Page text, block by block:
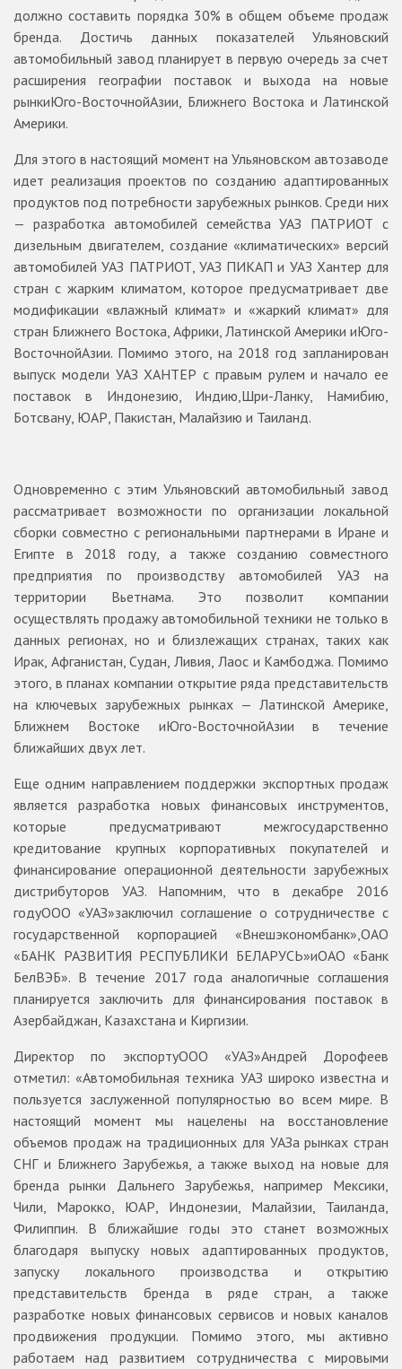
должно составить порядка 30% в общем объеме продаж
бренда. Достичь данных показателей Ульяновский
автомобильный завод планирует в первую очередь за счет
расширения географии поставок и выхода на новые
рынкиЮго-ВосточнойАзии, Ближнего Востока и Латинской
Америки.
Для этого в настоящий момент на Ульяновском автозаводе
идет реализация проектов по созданию адаптированных
продуктов под потребности зарубежных рынков. Среди них
— разработка автомобилей семейства УАЗ ПАТРИОТ с
дизельным двигателем, создание «климатических» версий
автомобилей УАЗ ПАТРИОТ, УАЗ ПИКАП и УАЗ Хантер для
стран с жарким климатом, которое предусматривает две
модификации «влажный климат» и «жаркий климат» для
стран Ближнего Востока, Африки, Латинской Америки иЮго-
ВосточнойАзии. Помимо этого, на 2018 год запланирован
выпуск модели УАЗ ХАНТЕР с правым рулем и начало ее
поставок в Индонезию, Индию,Шри-Ланку, Намибию,
Ботсвану, ЮАР, Пакистан, Малайзию и Таиланд.
Одновременно с этим Ульяновский автомобильный завод
рассматривает возможности по организации локальной
сборки совместно с региональными партнерами в Иране и
Египте в 2018 году, а также созданию совместного
предприятия по производству автомобилей УАЗ на
территории Вьетнама. Это позволит компании
осуществлять продажу автомобильной техники не только в
данных регионах, но и близлежащих странах, таких как
Ирак, Афганистан, Судан, Ливия, Лаос и Камбоджа. Помимо
этого, в планах компании открытие ряда представительств
на ключевых зарубежных рынках — Латинской Америке,
Ближнем Востоке иЮго-ВосточнойАзии в течение
ближайших двух лет.
Еще одним направлением поддержки экспортных продаж
является разработка новых финансовых инструментов,
которые предусматривают межгосударственно
кредитование крупных корпоративных покупателей и
финансирование операционной деятельности зарубежных
дистрибуторов УАЗ. Напомним, что в декабре 2016
годуООО «УАЗ»заключил соглашение о сотрудничестве с
государственной корпорацией «Внешэкономбанк»,ОАО
«БАНК РАЗВИТИЯ РЕСПУБЛИКИ БЕЛАРУСЬ»иОАО «Банк
БелВЭБ». В течение 2017 года аналогичные соглашения
планируется заключить для финансирования поставок в
Азербайджан, Казахстана и Киргизии.
Директор по экспортуООО «УАЗ»Андрей Дорофеев
отметил: «Автомобильная техника УАЗ широко известна и
пользуется заслуженной популярностью во всем мире. В
настоящий момент мы нацелены на восстановление
объемов продаж на традиционных для УАЗа рынках стран
СНГ и Ближнего Зарубежья, а также выход на новые для
бренда рынки Дальнего Зарубежья, например Мексики,
Чили, Марокко, ЮАР, Индонезии, Малайзии, Таиланда,
Филиппин. В ближайшие годы это станет возможных
благодаря выпуску новых адаптированных продуктов,
запуску локального производства и открытию
представительств бренда в ряде стран, а также
разработке новых финансовых сервисов и новых каналов
продвижения продукции. Помимо этого, мы активно
работаем над развитием сотрудничества с мировыми